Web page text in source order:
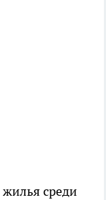
среди